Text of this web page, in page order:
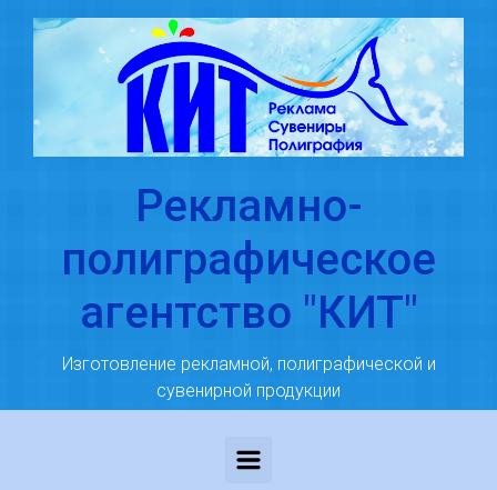
Skip to main content
Рекламно-
полиграфическое
агентство "КИТ"
Изготовление рекламной, полиграфической и
сувенирной продукции